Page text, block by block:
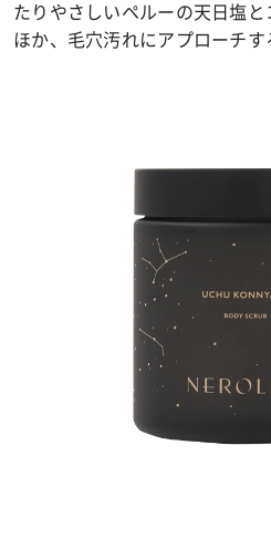
たりやさしいペルーの天日塩
ほか、毛穴汚れにアプローチす